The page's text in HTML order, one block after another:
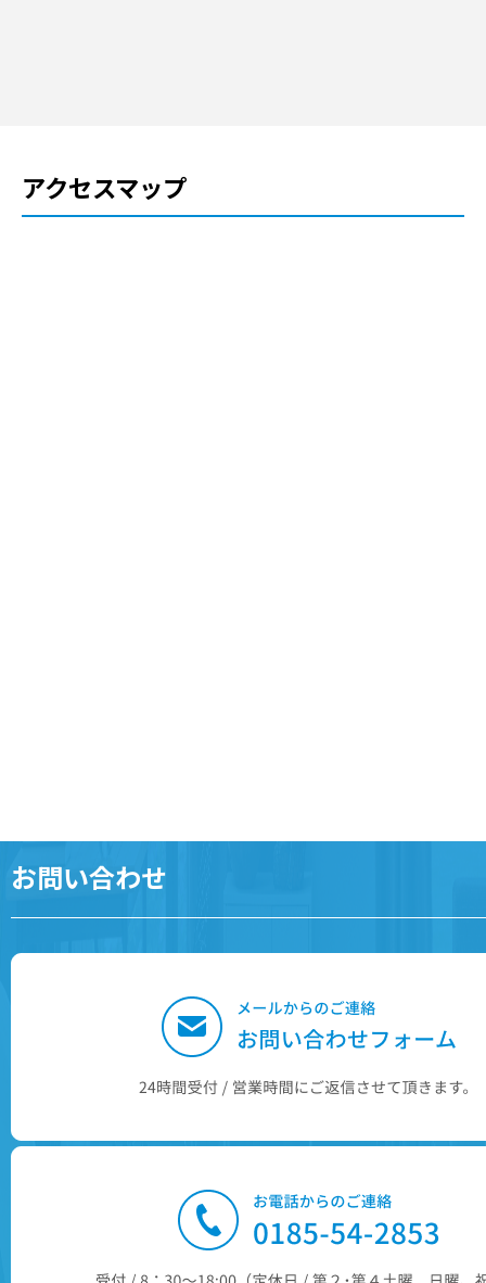
アクセスマップ
お問い合わせ